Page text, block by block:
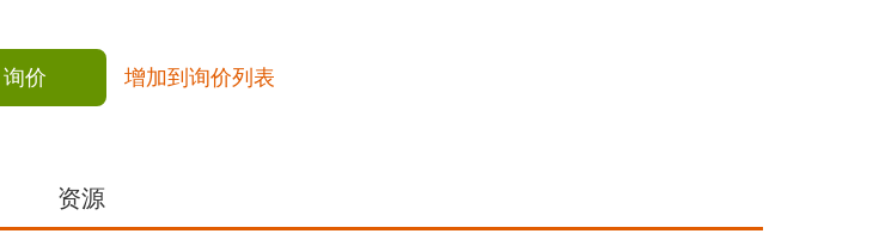
询价 增加到询价列表
资源